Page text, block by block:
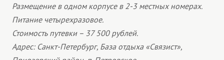
Размещение в одном корпусе в 2-3 местных номерах.
Питание четырехразовое.
Стоимость путевки – 37 500 рублей.
Адрес: Санкт-Петербург, База отдыха «Связист»,